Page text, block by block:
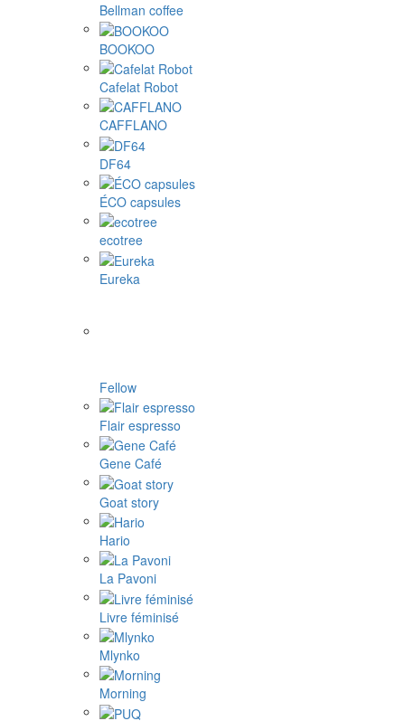
Bellman coffee
BOOKOO
Cafelat Robot
CAFFLANO
DF64
ÉCO capsules
ecotree
Eureka
Fellow
Flair espresso
Gene Café
Goat story
Hario
La Pavoni
Livre féminisé
Mlynko
Morning